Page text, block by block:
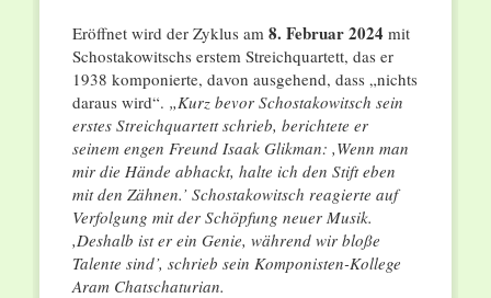
Eröffnet wird der Zyklus am 8. Februar 2024 mit
Schostakowitschs erstem Streichquartett, das er
1938 komponierte, davon ausgehend, dass „nichts
daraus wird“. „Kurz bevor Schostakowitsch sein
erstes Streichquartett schrieb, berichtete er
seinem engen Freund Isaak Glikman: ,Wenn man
mir die Hände abhackt, halte ich den Stift eben
mit den Zähnen.’ Schostakowitsch reagierte auf
Verfolgung mit der Schöpfung neuer Musik.
,Deshalb ist er ein Genie, während wir bloße
Talente sind’, schrieb sein Komponisten-Kollege
Aram Chatschaturian.